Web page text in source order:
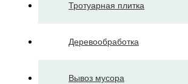
Тротуарная плитка
Деревообработка
Вывоз мусора